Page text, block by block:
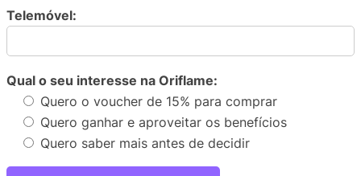
Telemóvel:
Qual o seu interesse na Oriflame:
Quero o voucher de 15% para comprar
Quero ganhar e aproveitar os benefícios
Quero saber mais antes de decidir